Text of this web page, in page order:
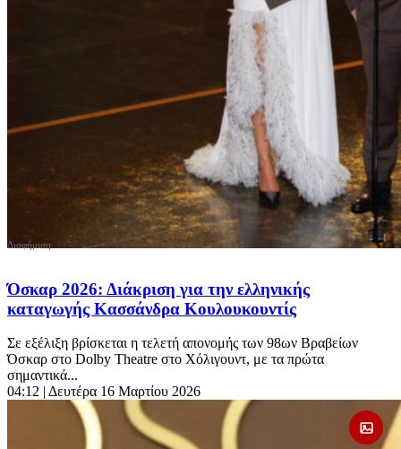
Όσκαρ 2026: Διάκριση για την ελληνικής
καταγωγής Κασσάνδρα Κουλουκουντίς
Σε εξέλιξη βρίσκεται η τελετή απονομής των 98ων Βραβείων
Όσκαρ στο Dolby Theatre στο Χόλιγουντ, με τα πρώτα
σημαντικά...
04:12 | Δευτέρα 16 Μαρτίου 2026